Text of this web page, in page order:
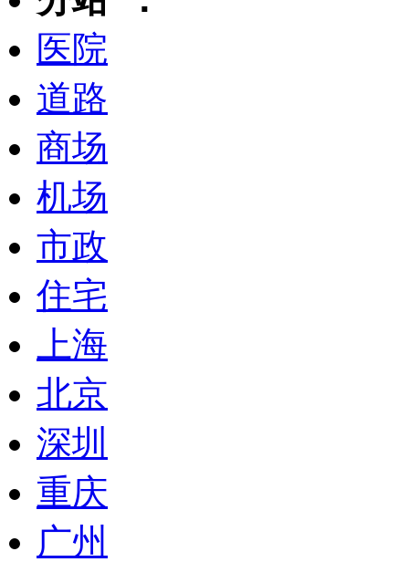
医院
道路
商场
机场
市政
住宅
上海
北京
深圳
重庆
广州